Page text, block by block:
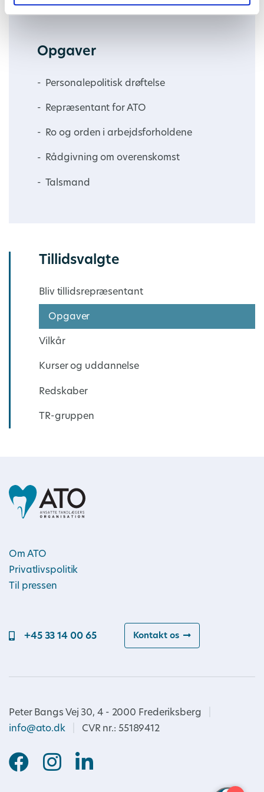
Opgaver
Personalepolitisk drøftelse
Repræsentant for ATO
Ro og orden i arbejdsforholdene
Rådgivning om overenskomst
Talsmand
Tillidsvalgte
Bliv tillidsrepræsentant
Opgaver
Vilkår
Kurser og uddannelse
Redskaber
TR-gruppen
Om ATO
Privatlivspolitik
Til pressen
+45 33 14 00 65 Kontakt os
Peter Bangs Vej 30, 4 - 2000 Frederiksberg
info@ato.dk
CVR nr.: 55189412